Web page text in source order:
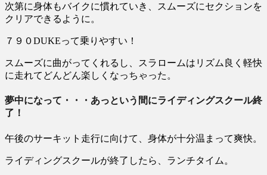
次第に身体もバイクに慣れていき、スムーズにセクションを
クリアできるように。
７９０DUKEって乗りやすい！
スムーズに曲がってくれるし、スラロームはリズム良く軽快
に走れてどんどん楽しくなっちゃった。
夢中になって・・・あっという間にライディングスクール終
了！
午後のサーキット走行に向けて、身体が十分温まって爽快。
ライディングスクールが終了したら、ランチタイム。